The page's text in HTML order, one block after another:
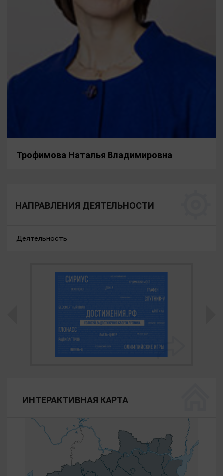
Трофимова Наталья Владимировна
НАПРАВЛЕНИЯ ДЕЯТЕЛЬНОСТИ
Деятельность
ИНТЕРАКТИВНАЯ КАРТА